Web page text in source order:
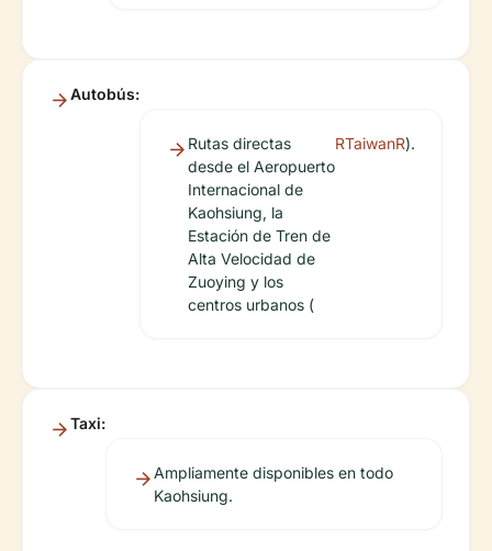
Autobús:
Rutas directas
desde el Aeropuerto
Internacional de
Kaohsiung, la
Estación de Tren de
Alta Velocidad de
Zuoying y los
centros urbanos (
RTaiwanR).
Taxi:
Ampliamente disponibles en todo
Kaohsiung.